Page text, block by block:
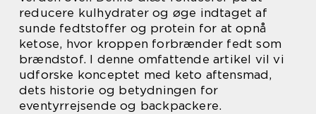
reducere kulhydrater og øge indtaget af
sunde fedtstoffer og protein for at opnå
ketose, hvor kroppen forbrænder fedt som
brændstof. I denne omfattende artikel vil vi
udforske konceptet med keto aftensmad,
dets historie og betydningen for
eventyrrejsende og backpackere.